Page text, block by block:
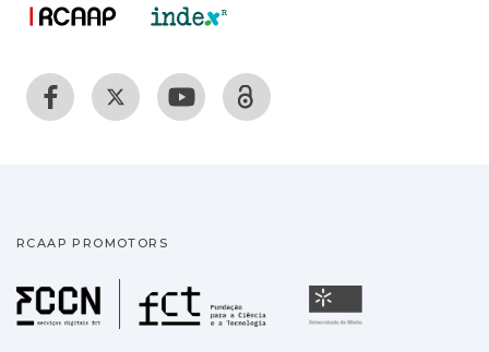
RCAAP PROMOTORS
Fundação para a